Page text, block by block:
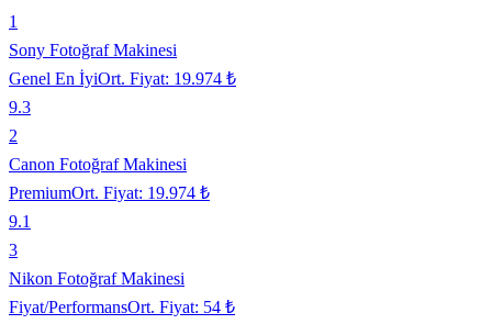
1
Sony Fotoğraf Makinesi
Genel En İyiOrt. Fiyat: 19.974 ₺
9.3
2
Canon Fotoğraf Makinesi
PremiumOrt. Fiyat: 19.974 ₺
9.1
3
Nikon Fotoğraf Makinesi
Fiyat/PerformansOrt. Fiyat: 54 ₺